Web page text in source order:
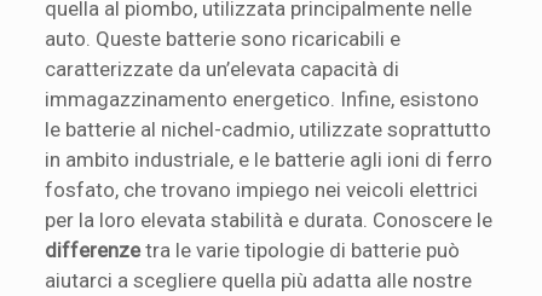
quella al piombo, utilizzata principalmente nelle
auto. Queste batterie sono ricaricabili e
caratterizzate da un’elevata capacità di
immagazzinamento energetico. Infine, esistono
le batterie al nichel-cadmio, utilizzate soprattutto
in ambito industriale, e le batterie agli ioni di ferro
fosfato, che trovano impiego nei veicoli elettrici
per la loro elevata stabilità e durata. Conoscere le
differenzetra le varie tipologie di batterie può
aiutarci a scegliere quella più adatta alle nostre